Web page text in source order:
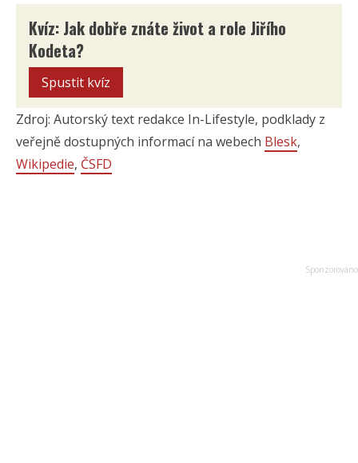
Kvíz: Jak dobře znáte život a role Jiřího
Kodeta?
Spustit kvíz
Zdroj: Autorský text redakce In-Lifestyle, podklady z
veřejně dostupných informací na webech Blesk,
Wikipedie, ČSFD